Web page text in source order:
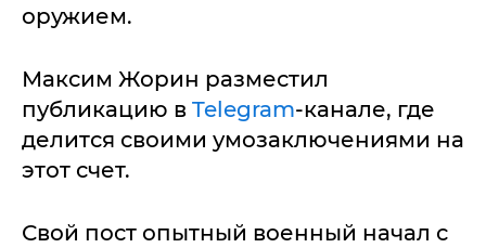
оружием.
Максим Жорин разместил
публикацию в Telegram-канале, где
делится своими умозаключениями на
этот счет.
Свой пост опытный военный начал с